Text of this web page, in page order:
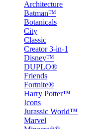
Architecture
Batman™
Botanicals
City
Classic
Creator 3-in-1
Disney™
DUPLO®
Friends
Fortnite®
Harry Potter™
Icons
Jurassic World™
Marvel